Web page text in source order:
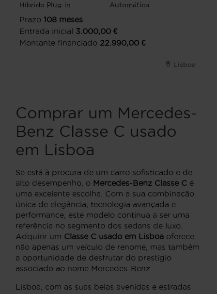
Híbrido Plug-in
Automática
Prazo 108 meses
Entrada inicial 3.000,00 €
Montante financiado 22.990,00 €
Lisboa
Comprar um Mercedes-
Benz Classe C usado
em Lisboa
Se está à procura de um carro sofisticado e de
alto desempenho, o Mercedes-Benz Classe C é
uma excelente escolha. Com a sua combinação
única de elegância, tecnologia avançada e
performance, este modelo continua a ser uma
referência no segmento dos sedans de luxo.
Adquirir um Classe C usado em Lisboa oferece
não apenas um veículo de renome, mas também
a oportunidade de desfrutar do prestígio
associado ao nome Mercedes-Benz.
Lisboa, com as suas belas avenidas e estradas